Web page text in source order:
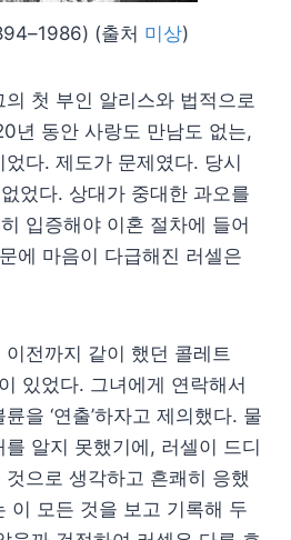
(출처 미상)
첫 부인 알리스와 법적으로
년 동안 사랑도 만남도 없는,
다. 제도가 문제였다. 당시
었다. 상대가 중대한 과오를
입증해야 이혼 절차에 들어
에 마음이 다급해진 러셀은
전까지 같이 했던 콜레트
있었다. 그녀에게 연락해서
을 ‘연출’하자고 제의했다. 물
알지 못했기에, 러셀이 드디
으로 생각하고 흔쾌히 응했
이 모든 것을 보고 기록해 두